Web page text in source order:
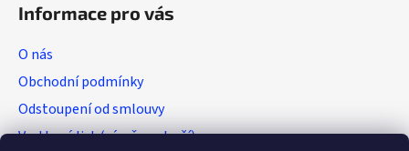
Informace pro vás
O nás
Obchodní podmínky
Odstoupení od smlouvy
Vratkový list (výměna zboží)